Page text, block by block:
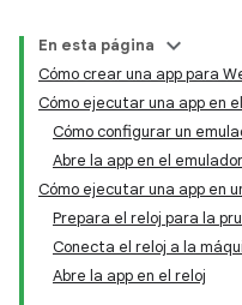
En esta página
Cómo crear una app para
Cómo ejecutar una app en
Cómo configurar un
Abre la app en el emulador
Cómo ejecutar una app en
Prepara el reloj para la
Conecta el reloj a la
Abre la app en el reloj